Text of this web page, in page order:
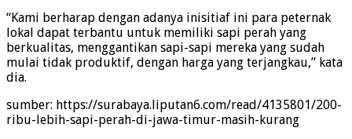
“Kami berharap dengan adanya inisitiaf ini para peternak
lokal dapat terbantu untuk memiliki sapi perah yang
berkualitas, menggantikan sapi-sapi mereka yang sudah
mulai tidak produktif, dengan harga yang terjangkau,” kata
dia.
sumber: https://surabaya.liputan6.com/read/4135801/200-
ribu-lebih-sapi-perah-di-jawa-timur-masih-kurang